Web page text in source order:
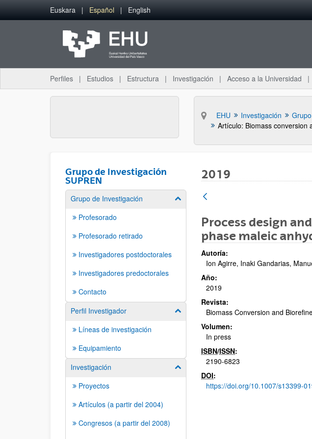
Saltar al contenido principal
Euskara Español English
Perfiles Estudios Estructura Investigación Acceso a la Universidad
EHU Investigación
Grupo de Investigación
SUPREN
Grupo de Investigación Mostrar/ocultar subpáginas
Profesorado
Profesorado retirado
Investigadores postdoctorales
Investigadores predoctorales
Contacto
Perfil Investigador
Mostrar/ocultar subpáginas
Líneas de investigación
Equipamiento
Investigación
Mostrar/ocultar subpáginas
Proyectos
Artículos (a partir del 2004)
Congresos (a partir del 2008)
2019
Process design
phase maleic
Autoría:
Ion Agirre, Inaki Gandarias,
Año:
2019
Revista:
Biomass Conversion and
Volumen:
In press
ISBN/ISSN:
2190-6823
DOI:
https://doi.org/10.1007/s13399-